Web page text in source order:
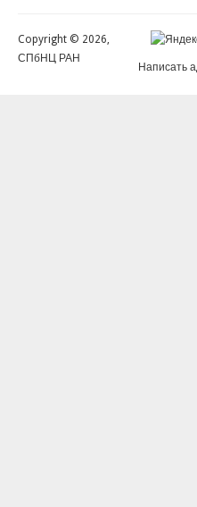
Copyright © 2026,
СПбНЦ РАН
Написать